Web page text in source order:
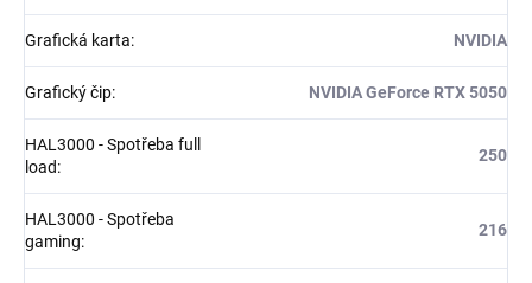
Grafická karta: NVIDIA
Grafický čip: NVIDIA GeForce RTX 5050
HAL3000 - Spotřeba full
load:
250
HAL3000 - Spotřeba
gaming:
216